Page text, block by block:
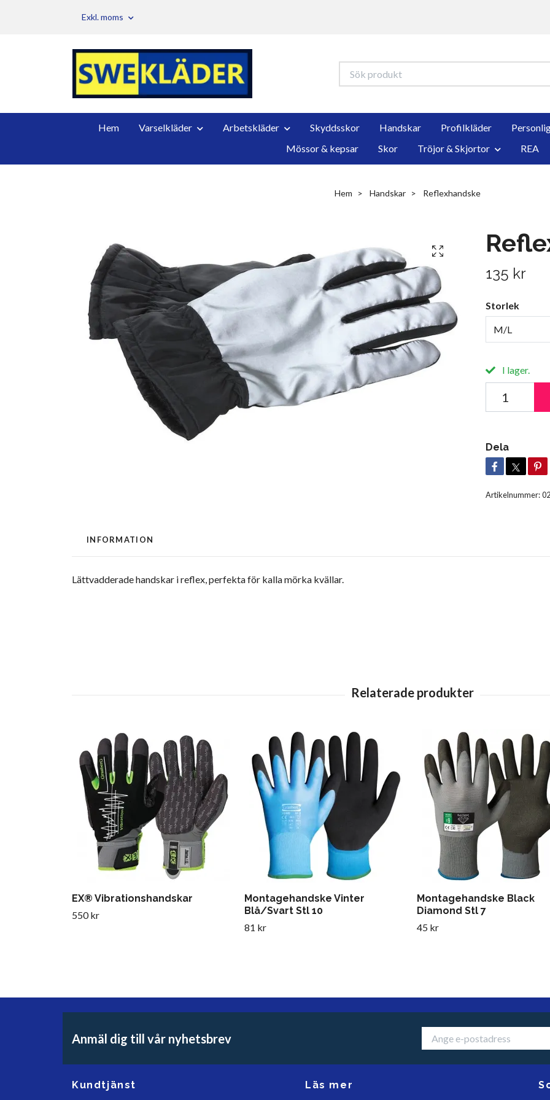
Exkl. moms
Hem Varselkläder Arbetskläder Skyddsskor Handskar Profilkläder
Mössor & kepsar
Skor Tröjor & Skjortor REA
Hem Handskar Reflexhandske
135 kr
Storlek
M/L
I lager.
Dela
Artikelnummer:
INFORMATION
Lättvadderade handskar i reflex, perfekta för kalla mörka kvällar.
EX® Vibrationshandskar
550 kr
Montagehandske Vinter
Blå/Svart Stl 10
81 kr
Montagehandske Black
Diamond Stl 7
45 kr
Anmäl dig till vår nyhetsbrev
Kundtjänst Läs mer